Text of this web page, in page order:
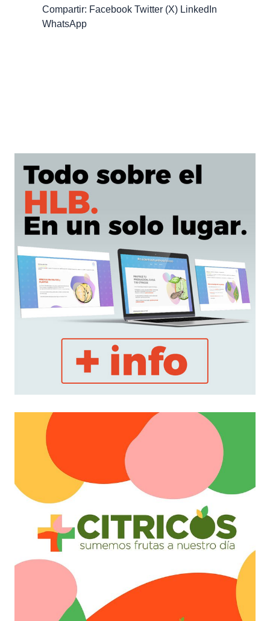
Compartir: Facebook Twitter (X) LinkedIn
WhatsApp